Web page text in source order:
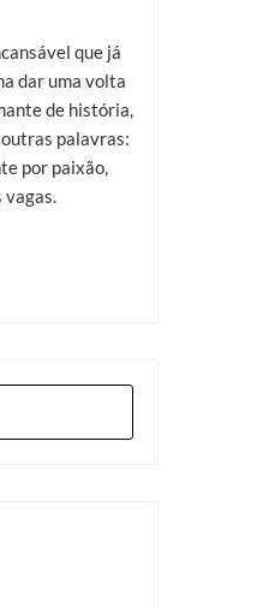
que já
dar uma volta
de história,
palavras:
por paixão,
vagas.